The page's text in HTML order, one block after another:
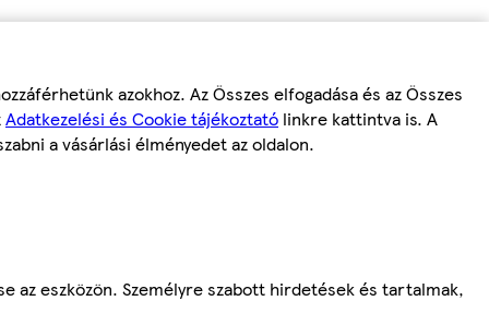
azokhoz. Az Összes elfogadása és az Összes
Adatkezelési és Cookie tájékoztató linkre kattintva is. A
a vásárlási élményedet az oldalon.
az eszközön. Személyre szabott hirdetések és tartalmak,